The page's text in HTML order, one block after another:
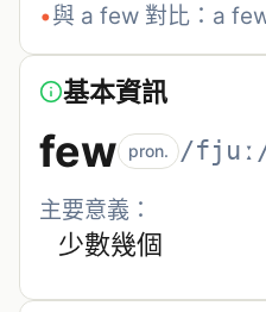
•與 a few 對比：a
基本資訊
few pron. /
主要意義：
少數幾個